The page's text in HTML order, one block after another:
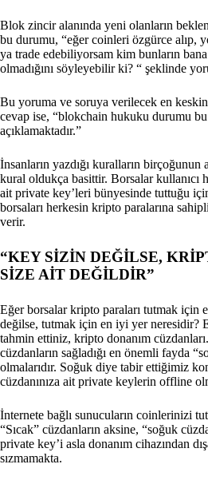
Blok zincir alanında yeni olanların
bu durumu, “eğer coinleri özgürce alıp,
ya trade edebiliyorsam kim bunların
olmadığını söyleyebilir ki? “ şeklinde
Bu yoruma ve soruya verilecek en
cevap ise, “blokchain hukuku durumu
açıklamaktadır.”
İnsanların yazdığı kuralların birçoğunun
kural oldukça basittir. Borsalar kullanıcı
ait private key’leri bünyesinde tuttuğu
borsaları herkesin kripto paralarına
verir.
“KEY SİZİN DEĞİLSE,
SİZE AİT DEĞİLDİR”
Eğer borsalar kripto paraları tutmak için
değilse, tutmak için en iyi yer neresidir?
tahmin ettiniz, kripto donanım
cüzdanların sağladığı en önemli fayda
olmalarıdır. Soğuk diye tabir ettiğimiz
cüzdanınıza ait private keylerin offline
İnternete bağlı sunucuların coinlerinizi
“Sıcak” cüzdanların aksine, “soğuk
private key’i asla donanım cihazından
sızmamakta.